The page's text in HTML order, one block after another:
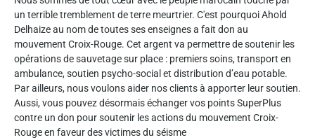
un terrible tremblement de terre meurtrier. C'est pourquoi Ahold
Delhaize au nom de toutes ses enseignes a fait don au
mouvement Croix-Rouge. Cet argent va permettre de soutenir les
opérations de sauvetage sur place : premiers soins, transport en
ambulance, soutien psycho-social et distribution d’eau potable.
Par ailleurs, nous voulons aider nos clients à apporter leur soutien.
Aussi, vous pouvez désormais échanger vos points SuperPlus
contre un don pour soutenir les actions du mouvement Croix-
Rouge en faveur des victimes du séisme